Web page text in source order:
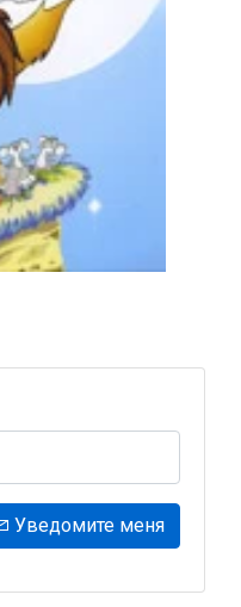
Уведомите меня